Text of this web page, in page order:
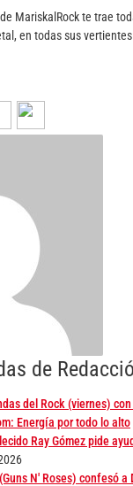
MariskalRock te trae
en todas sus
de
del Rock (viernes)
Energía por todo lo alto
Ray Gómez pide
N' Roses) confesó